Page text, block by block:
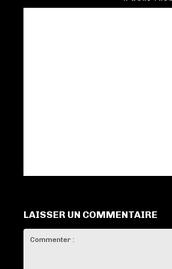
LAISSER UN COMMENTAIRE